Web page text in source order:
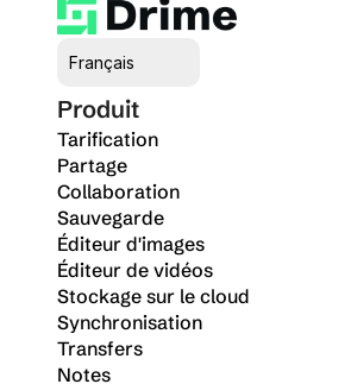
Français
Produit
Tarification
Partage
Collaboration
Sauvegarde
Éditeur d'images
Éditeur de vidéos
Stockage sur le cloud
Synchronisation
Transfers
Notes